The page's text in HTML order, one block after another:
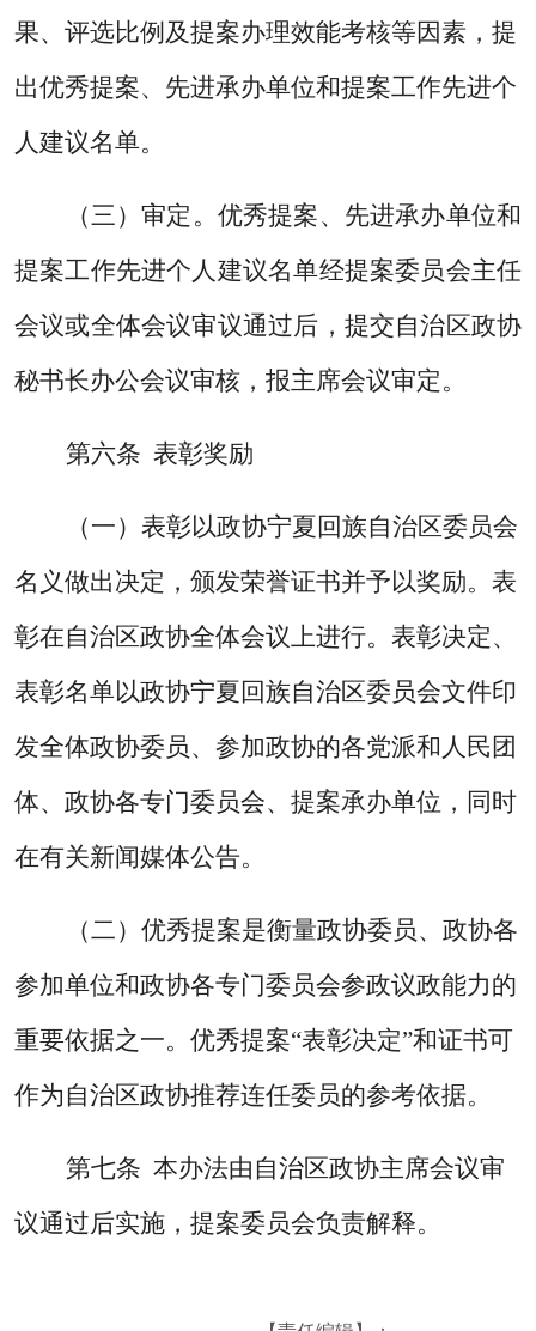
果、评选比例及提案办理效能考核等因素，提
出优秀提案、先进承办单位和提案工作先进个
人建议名单。
（三）审定。优秀提案、先进承办单位和
提案工作先进个人建议名单经提案委员会主任
会议或全体会议审议通过后，提交自治区政协
秘书长办公会议审核，报主席会议审定。
第六条 表彰奖励
（一） 表彰以政协宁夏回族自治区委员会
名义做出决定，颁发荣誉证书并予以奖励。表
彰在自治区政协全体会议上进行。表彰决定、
表彰名单以政协宁夏回族自治区委员会文件印
发全体政协委员、参加政协的各党派和人民团
体、政协各专门委员会、提案承办单位，同时
在有关新闻媒体公告。
（二）优秀提案是衡量政协委员、政协各
参加单位和政协各专门委员会参政议政能力的
重要依据之一。优秀提案“表彰决定”和证书可
作为自治区政协推荐连任委员的参考依据。
第七条 本办法由自治区政协主席会议审
议通过后实施，提案委员会负责解释。